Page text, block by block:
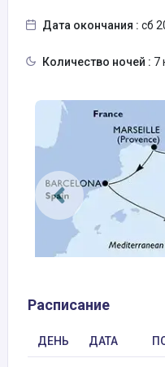
Дата окончания : сб
Количество ночей : 7
Расписание
ДЕНЬ ДАТА